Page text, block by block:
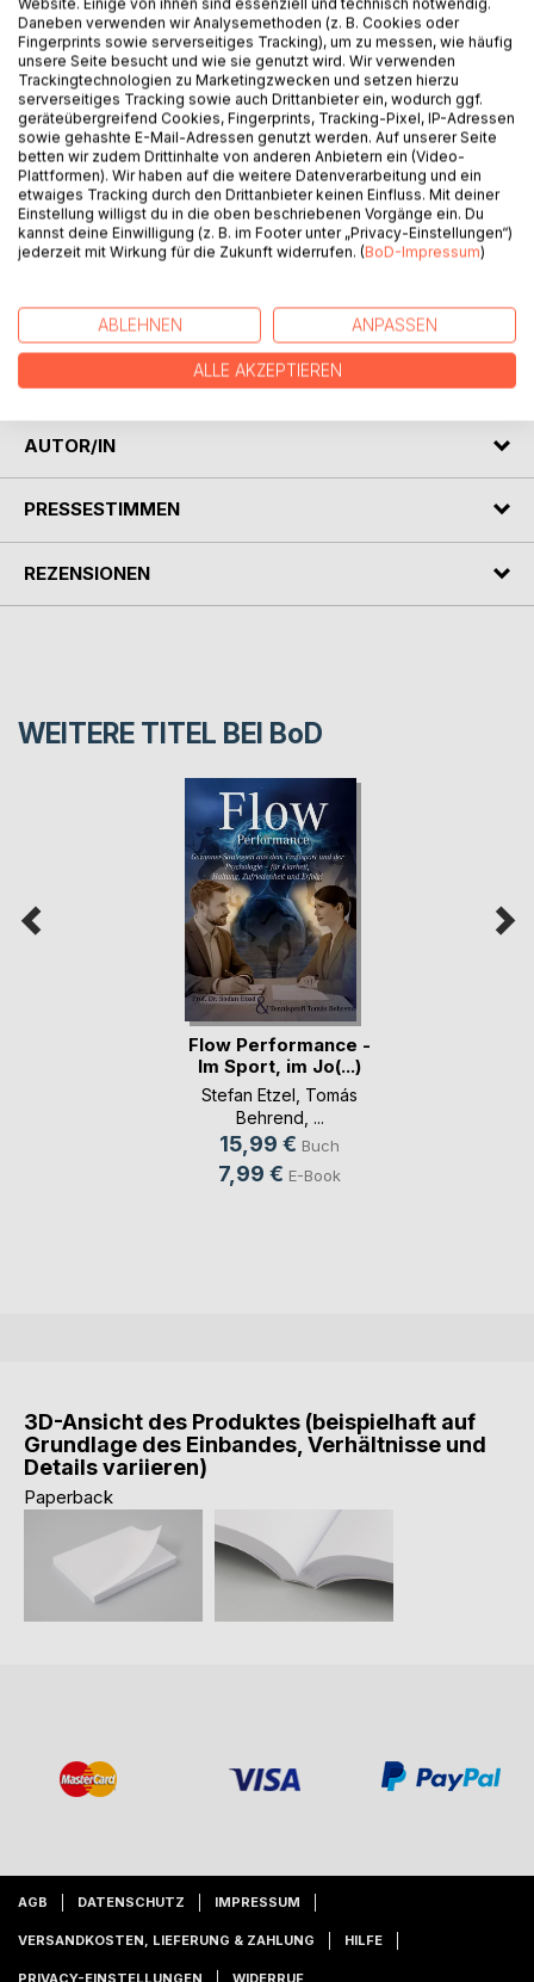
"200 Gramm Trainings-DNA" liefert eine fundierte und
zugleich praxisnahe Antwort auf diese Herausforderung.
Faribors Saberi verbindet wissenschaftliche Erkenntnisse
mit 25 Jahren Coaching-Erfahrung und macht deutlich: Es
gibt nicht den perfekten Trainingsplan, aber einen
persönlichen Weg zur nachhaltigen Leistungssteigerung.
Das Buch bietet einen sportartenübergreifenden Blick auf
Trainingsplanung, Energiestoffwechsel, Regeneration und
Motivation. Es erklärt komplexe Konzepte verständlich,
hinterfragt gängige Mythen und zeigt, wie individuelles,
dogmatische Vorgaben.
Erzählerisch, reflektiert und fundiert richtet sich dieses
Buch an Hobbysportler:innen, Trainer:innen, die ihr Training
tiefer verstehen und gezielt weiterentwickeln möchten.
AUTOR/IN
PRESSESTIMMEN
REZENSIONEN
WEITERE TITEL BEI BoD
Flow Performance -
Im Sport, im Jo(...)
Stefan Etzel Tomás
Behrend , ...
15,99 € Buch
7,99 € E-Book
3D-Ansicht des Produktes (beispielhaft auf
Grundlage des Einbandes, Verhältnisse und
Details variieren)
Paperback
AGB DATENSCHUTZ IMPRESSUM
VERSANDKOSTEN, LIEFERUNG & ZAHLUNG HILFE
PRIVACY-EINSTELLUNGEN WIDERRUF
Website. Einige von ihnen sind essenziell und technisch notwendig.
Daneben verwenden wir Analysemethoden (z. B. Cookies oder
Fingerprints sowie serverseitiges Tracking), um zu messen, wie häufig
unsere Seite besucht und wie sie genutzt wird. Wir verwenden
Trackingtechnologien zu Marketingzwecken und setzen hierzu
serverseitiges Tracking sowie auch Drittanbieter ein, wodurch ggf.
geräteübergreifend Cookies, Fingerprints, Tracking-Pixel, IP-Adressen
sowie gehashte E-Mail-Adressen genutzt werden. Auf unserer Seite
betten wir zudem Drittinhalte von anderen Anbietern ein (Video-
Plattformen). Wir haben auf die weitere Datenverarbeitung und ein
etwaiges Tracking durch den Drittanbieter keinen Einfluss. Mit deiner
Einstellung willigst du in die oben beschriebenen Vorgänge ein. Du
kannst deine Einwilligung (z. B. im Footer unter „Privacy-Einstellungen“)
jederzeit mit Wirkung für die Zukunft widerrufen. (BoD-Impressum)
ABLEHNEN ANPASSEN
ALLE AKZEPTIEREN